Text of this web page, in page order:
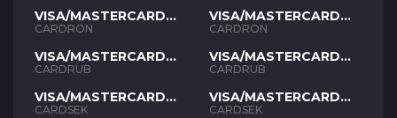
VISA/MASTERCARD
RON
CARDRON
VISA/MASTERCARD
RUB
CARDRUB
VISA/MASTERCARD
SEK
CARDSEK
VISA/MASTERCARD
RON
CARDRON
VISA/MASTERCARD
RUB
CARDRUB
VISA/MASTERCARD
SEK
CARDSEK